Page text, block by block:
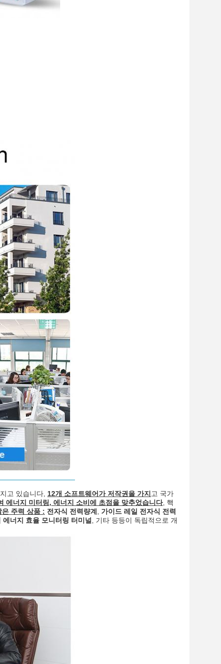
고 있습니다 12개 소프트웨어가 저작권을 가지 고 국가
에너지 미터링, 에너지 소비에 초점을 맞추었습니다, 핵
은 주력 상품 : 전자식 전력량계
가이드 레일 전자식 전력
에너지 효율 모니터링 터미널
, 기타 등등이 독립적으로 개